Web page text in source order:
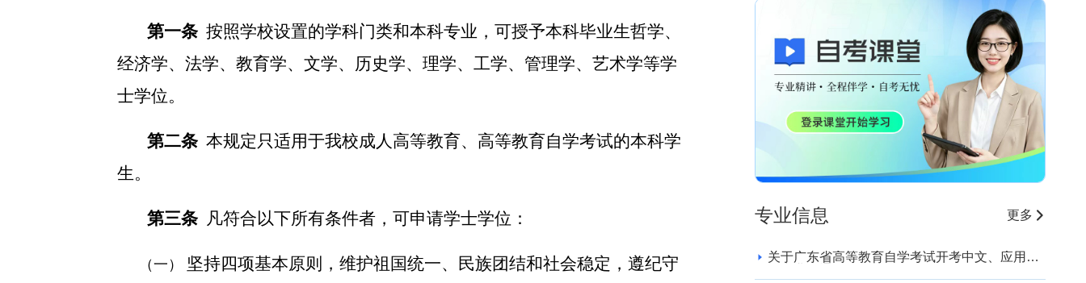
第一条 按照学校设置的学科门类和本科专业，可授予本科毕业生哲学、
经济学、法学、教育学、文学、历史学、理学、工学、管理学、艺术学等学
士学位。
第二条 本规定只适用于我校成人高等教育、高等教育自学考试的本科学
生。
第三条 凡符合以下所有条件者，可申请学士学位：
（一）
坚持四项基本原则，维护祖国统一、民族团结和社会稳定，遵纪守
专业信息 更多
关于广东省高等教育自学考试开考中文、应用英